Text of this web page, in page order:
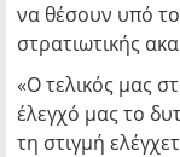
να θέσουν υπό
στρατιωτικής
«Ο τελικός μας
έλεγχό μας το
τη στιγμή